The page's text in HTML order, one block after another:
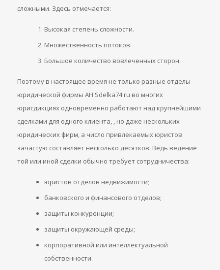
сложными. Здесь отмечается:
Высокая степень сложности.
Множественность потоков.
Большое количество вовлеченных сторон.
Поэтому в настоящее время не только разные отделы
юридической фирмы АН Sdelka74.ru во многих
юрисдикциях одновременно работают над крупнейшими
сделками для одного клиента, , но даже нескольких
юридических фирм, а число привлекаемых юристов
зачастую составляет несколько десятков. Ведь ведение
той или иной сделки обычно требует сотрудничества:
юристов отделов недвижимости;
банковского и финансового отделов;
защиты конкуренции;
защиты окружающей среды;
корпоративной или интеллектуальной
собственности.